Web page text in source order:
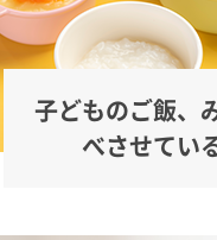
子どものご飯、
べさせて